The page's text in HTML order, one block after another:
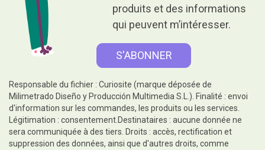
produits et des informations
qui peuvent m’intéresser.
Responsable du fichier : Curiosite (marque déposée de
Milimetrado Diseño y Producción Multimedia S.L.). Finalité : envoi
d'information sur les commandes, les produits ou les services.
Légitimation : consentement.Destinataires : aucune donnée ne
sera communiquée à des tiers. Droits : accès, rectification et
suppression des données, ainsi que d'autres droits, comme